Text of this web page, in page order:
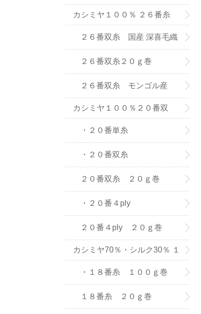
２番双糸
カシミヤ１００％ ２６番糸
２６番双糸 国産 深喜毛織
(株) の紡績糸
２６番双糸２０ｇ巻
２６番双糸 モンゴル産
カシミヤ１００％２０番双
糸・単糸
・２０番単糸
・２０番双糸
２０番双糸 ２０ｇ巻
・２０番４ply
２０番４ply ２０ｇ巻
カシミヤ70％・シルク30％ １
８番糸
・１８番糸 １００ｇ巻
１８番糸 ２０ｇ巻